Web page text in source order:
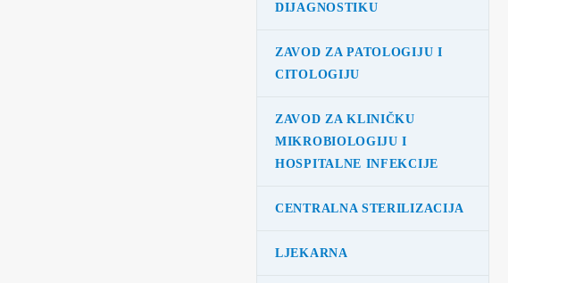
DIJAGNOSTIKU
ZAVOD ZA PATOLOGIJU I
CITOLOGIJU
ZAVOD ZA KLINIČKU
MIKROBIOLOGIJU I
HOSPITALNE INFEKCIJE
CENTRALNA STERILIZACIJA
LJEKARNA